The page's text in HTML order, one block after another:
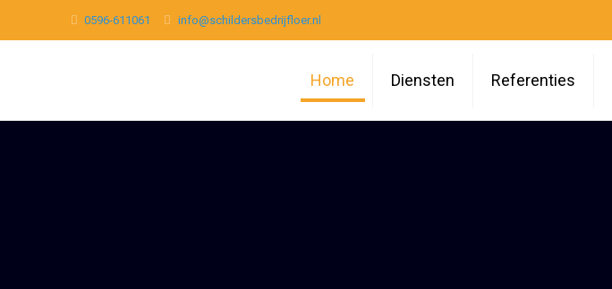
0596-611061 info@schildersbedrijfloer.nl
Home Diensten Referenties